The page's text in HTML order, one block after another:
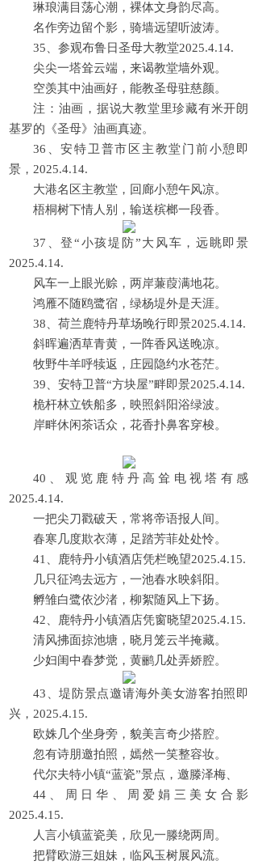
琳琅满目荡心潮，裸体文身韵尽高。
名作旁边留个影，骑墙远望听波涛。
35、参观布鲁日圣母大教堂2025.4.14.
尖尖一塔耸云端，来谒教堂墙外观。
空羡其中油画好，能教圣母驻慈颜。
注：油画，据说大教堂里珍藏有米开朗
基罗的《圣母》油画真迹。
36、安特卫普市区主教堂门前小憩即
景，2025.4.14.
大港名区主教堂，回廊小憩午风凉。
梧桐树下情人别，输送槟榔一段香。
37、登“小孩堤防”大风车，远眺即景
2025.4.14.
风车一上眼光赊，两岸蒹葭满地花。
鸿雁不随鸥鹭宿，绿杨堤外是天涯。
38、荷兰鹿特丹草场晚行即景2025.4.14.
斜晖遍洒草青黄，一阵香风送晚凉。
牧野牛羊呼犊返，庄园隐约水苍茫。
39、安特卫普“方块屋”畔即景2025.4.14.
桅杆林立铁船多，映照斜阳浴绿波。
岸畔休闲茶话众，花香扑鼻客穿梭。
40、观览鹿特丹高耸电视塔有感
2025.4.14.
一把尖刀戳破天，常将帝语报人间。
春寒几度欺衣薄，足踏芳菲处处怜。
41、鹿特丹小镇酒店凭栏晚望2025.4.15.
几只征鸿去远方，一池春水映斜阳。
孵雏白鹭依沙渚，柳絮随风上下扬。
42、鹿特丹小镇酒店凭窗晓望2025.4.15.
清风拂面掠池塘，晓月笼云半掩藏。
少妇闺中春梦觉，黄鹂几处弄娇腔。
43、堤防景点邀请海外美女游客拍照即
兴，2025.4.15.
欧姝几个坐身旁，貌美言奇少搭腔。
忽有诗朋邀拍照，嫣然一笑整容妆。
代尔夫特小镇“蓝瓷”景点，邀滕泽梅、
44、周日华、周爱娟三美女合影
2025.4.15.
人言小镇蓝瓷美，欣见一滕绕两周。
把臂欧游三姐妹，临风玉树展风流。